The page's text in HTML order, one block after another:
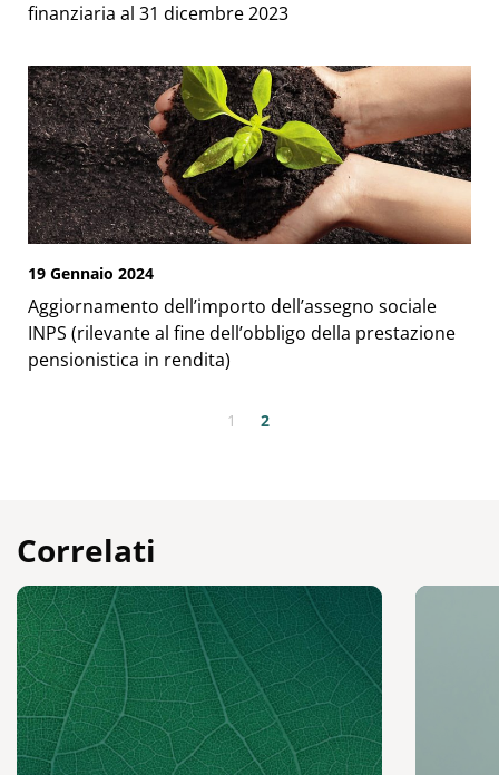
finanziaria al 31 dicembre 2023
19 Gennaio 2024
Aggiornamento dell’importo dell’assegno sociale
INPS (rilevante al fine dell’obbligo della prestazione
pensionistica in rendita)
1 2
Correlati